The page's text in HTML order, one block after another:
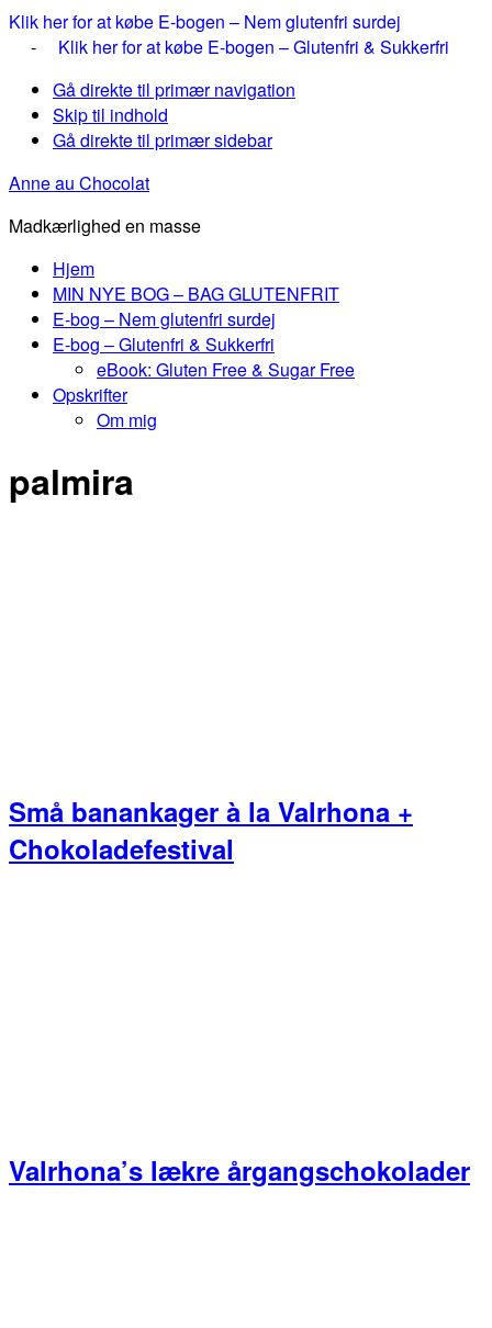
Klik her for at købe E-bogen – Nem glutenfri surdej
- Klik her for at købe E-bogen – Glutenfri & Sukkerfri
Gå direkte til primær navigation
Skip til indhold
Gå direkte til primær sidebar
Anne au Chocolat
Madkærlighed en masse
Hjem
MIN NYE BOG – BAG GLUTENFRIT
E-bog – Nem glutenfri surdej
E-bog – Glutenfri & Sukkerfri
eBook: Gluten Free & Sugar Free
Opskrifter
Om mig
palmira
Små banankager à la Valrhona +
Chokoladefestival
Valrhona’s lækre årgangschokolader